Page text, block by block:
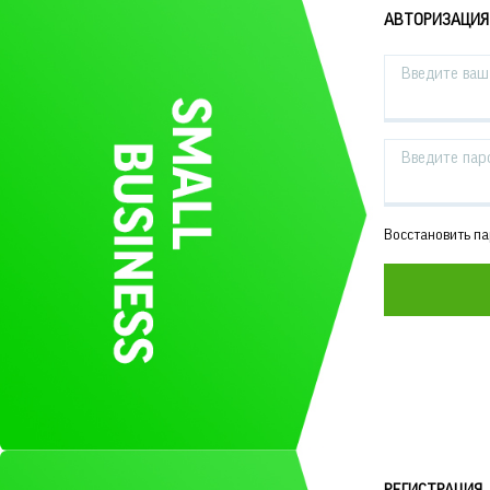
АВТОРИЗАЦИЯ
Введите
Введите
Восстановить